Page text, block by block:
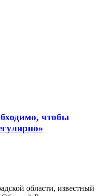
чтобы
области, известный